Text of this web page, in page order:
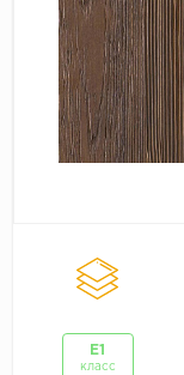
E1
класс